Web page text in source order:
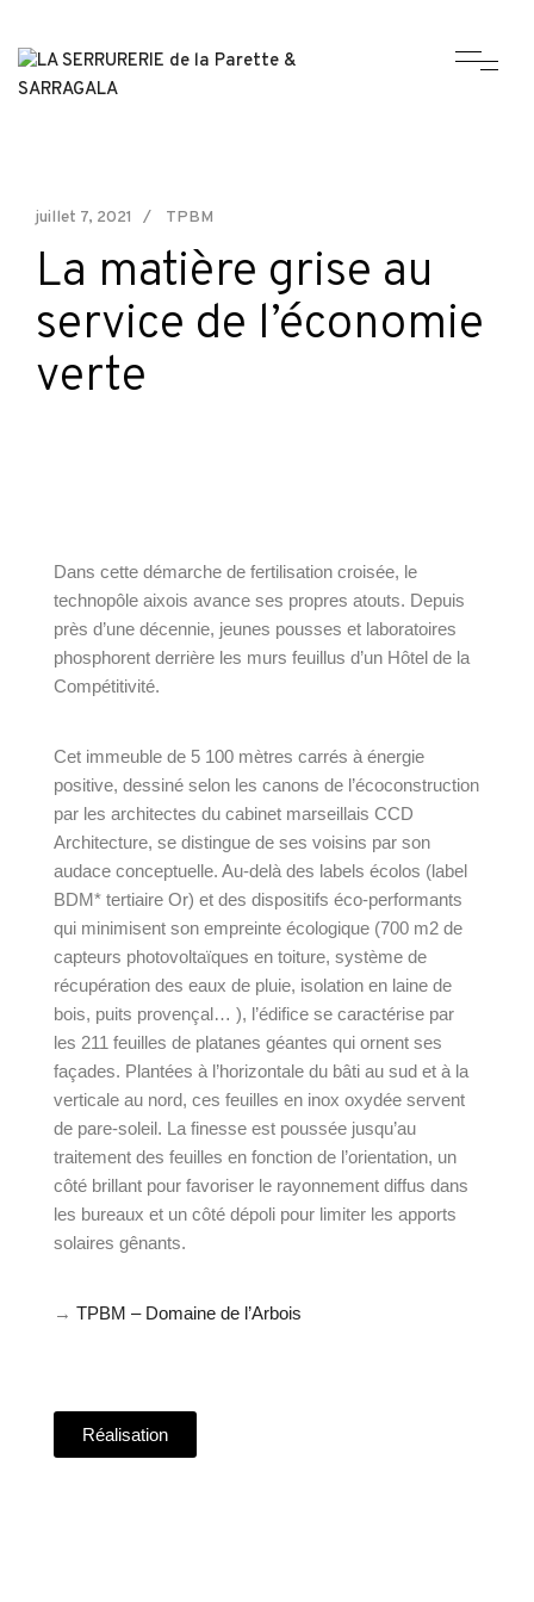
juillet 7, 2021 TPBM
La matière grise au
service de l’économie
verte
Dans cette démarche de fertilisation croisée, le
technopôle aixois avance ses propres atouts. Depuis
près d’une décennie, jeunes pousses et laboratoires
phosphorent derrière les murs feuillus d’un Hôtel de la
Compétiti­vité.
Cet immeuble de 5 100 mètres carrés à énergie
positive, dessiné selon les canons de l’écoconstruction
par les architectes du cabinet marseillais CCD
Architecture, se distingue de ses voisins par son
audace conceptuelle. Au-delà des labels écolos (label
BDM* tertiaire Or) et des dispositifs éco-per­formants
qui minimisent son empreinte écologique (700 m2 de
capteurs photovol­taïques en toiture, système de
récupération des eaux de pluie, isolation en laine de
bois, puits provençal… ), l’édifice se caractérise par
les 211 feuilles de platanes géantes qui ornent ses
façades. Plantées à l’horizontale du bâti au sud et à la
verticale au nord, ces feuilles en inox oxydée servent
de pare-soleil. La finesse est poussée jusqu’au
traitement des feuilles en fonction de l’orientation, un
côté brillant pour favoriser le rayonnement diffus dans
les bureaux et un côté dépoli pour limiter les apports
solaires gênants.
→ TPBM – Domaine de l’Arbois
Réalisation